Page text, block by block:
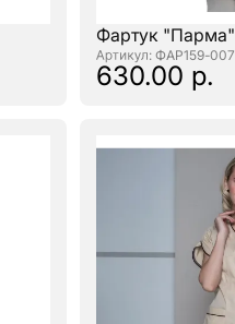
Фартук
: ФАР159-007
630.00 р.